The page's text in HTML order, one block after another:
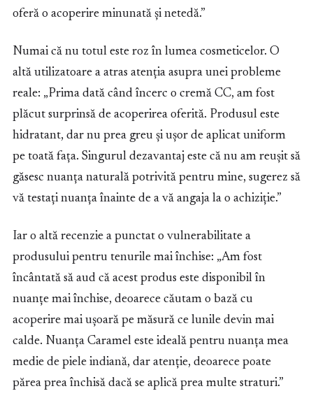
oferă o acoperire minunată și netedă.”
Numai că nu totul este roz în lumea cosmeticelor. O
altă utilizatoare a atras atenția asupra unei probleme
reale: „Prima dată când încerc o cremă CC, am fost
plăcut surprinsă de acoperirea oferită. Produsul este
hidratant, dar nu prea greu și ușor de aplicat uniform
pe toată fața. Singurul dezavantaj este că nu am reușit să
găsesc nuanța naturală potrivită pentru mine, sugerez să
vă testați nuanța înainte de a vă angaja la o achiziție.”
Iar o altă recenzie a punctat o vulnerabilitate a
produsului pentru tenurile mai închise: „Am fost
încântată să aud că acest produs este disponibil în
nuanțe mai închise, deoarece căutam o bază cu
acoperire mai ușoară pe măsură ce lunile devin mai
calde. Nuanța Caramel este ideală pentru nuanța mea
medie de piele indiană, dar atenție, deoarece poate
părea prea închisă dacă se aplică prea multe straturi.”